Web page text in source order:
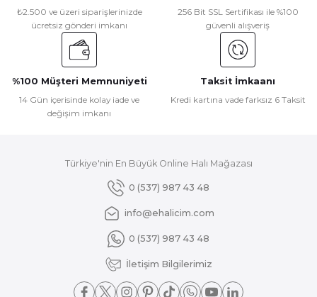
₺2.500 ve üzeri siparişlerinizde
ücretsiz gönderi imkanı
256 Bit SSL Sertifikası ile %100
güvenli alışveriş
%100 Müşteri Memnuniyeti
14 Gün içerisinde kolay iade ve
değişim imkanı
Taksit İmkaanı
Kredi kartına vade farksız 6 Taksit
Türkiye'nin En Büyük Online Halı Mağazası
0 (537) 987 43 48
info@ehalicim.com
0 (537) 987 43 48
İletişim Bilgilerimiz